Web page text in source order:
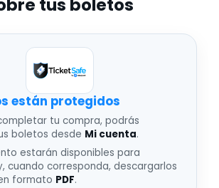
tus boletos
están protegidos
tu compra, podrás
boletos desde Mi cuenta.
estarán disponibles para
cuando corresponda, descargarlos
formato PDF.